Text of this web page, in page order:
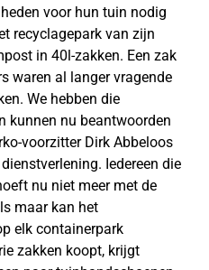
voor hun tuin nodig
recyclagepark van zijn
in 40l-zakken. Een zak
waren al langer vragende
We hebben die
kunnen nu beantwoorden
voorzitter Dirk Abbeloos
Iedereen die
nu niet meer met de
maar kan het
elk containerpark
zakken koopt, krijgt